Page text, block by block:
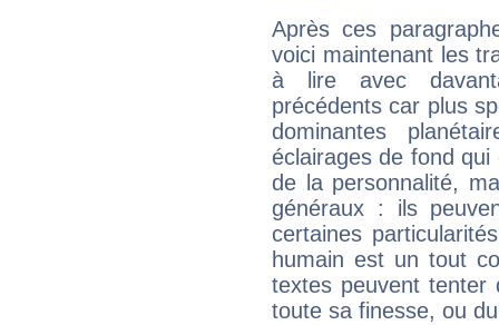
Après ces
voici maintenant les
à lire avec
précédents car plus
dominantes
éclairages de fond
de la personnalité,
généraux : ils
certaines
humain est un tout
textes peuvent tenter
toute sa finesse, ou